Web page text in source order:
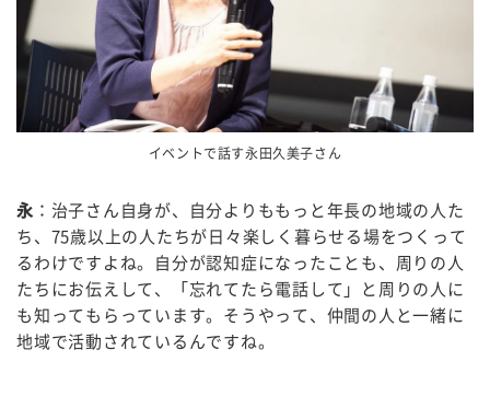
イベントで話す永田久美子さん
永 ：治子さん自身が、自分よりももっと年長の地域の人た
ち、 75歳以上の人たちが日々楽しく暮らせる場をつくって
るわけですよね。自分が認知症になったことも、周りの人
たちにお伝えして、「忘れてたら電話して」と周りの人に
も知ってもらっています。そうやって、仲間の人と一緒に
地域で活動されているんですね。